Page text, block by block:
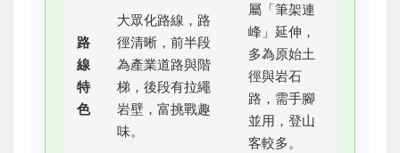
路
線
特
色
大眾化路線，路
徑清晰，前半段
為產業道路與階
梯，後段有拉繩
岩壁，富挑戰趣
味。
屬「筆架連
峰」延伸，
多為原始土
徑與岩石
路，需手腳
並用，登山
客較多。